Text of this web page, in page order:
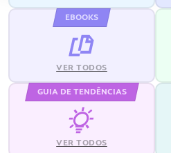
EBOOKS
VER TODOS
GUIA DE TENDÊNCIAS
VER TODOS